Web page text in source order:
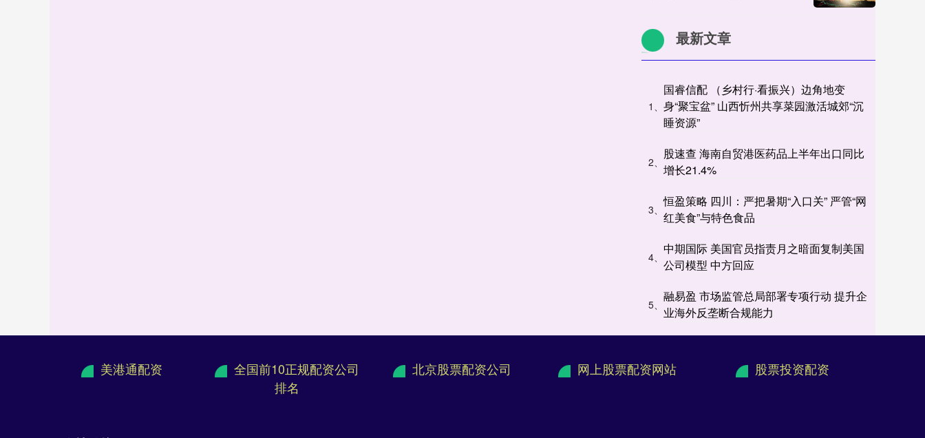
最新文章
1、
国睿信配 （乡村行·看振兴）边角地变
身“聚宝盆” 山西忻州共享菜园激活城郊“沉
睡资源”
2、
股速查 海南自贸港医药品上半年出口同比
增长21.4%
3、
恒盈策略 四川：严把暑期“入口关” 严管“网
红美食”与特色食品
4、
中期国际 美国官员指责月之暗面复制美国
公司模型 中方回应
5、
融易盈 市场监管总局部署专项行动 提升企
业海外反垄断合规能力
美港通配资
全国前10正规配资公司
排名
北京股票配资公司 网上股票配资网站 股票投资配资